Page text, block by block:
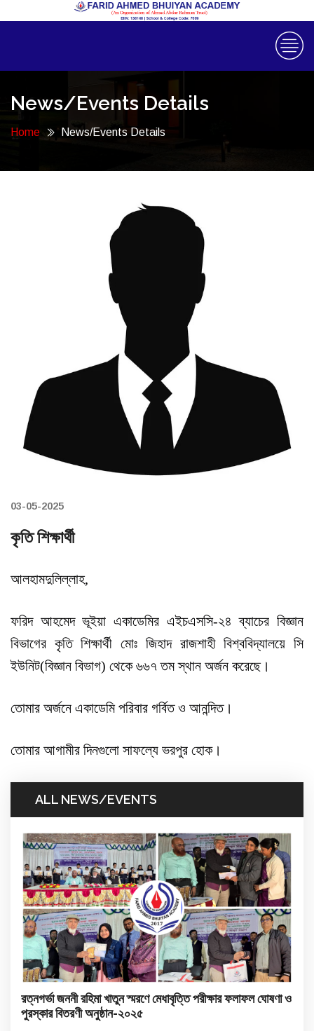
News/Events Details
Home News/Events Details
03-05-2025
কৃতি শিক্ষার্থী
আলহামদুলিল্লাহ,
ফরিদ আহমেদ ভূইয়া একাডেমির এইচএসসি-২৪ ব্যাচের বিজ্ঞান
বিভাগের কৃতি শিক্ষার্থী মোঃ জিহাদ রাজশাহী বিশ্ববিদ্যালয়ে সি
ইউনিট(বিজ্ঞান বিভাগ) থেকে ৬৬৭ তম স্থান অর্জন করেছে।
তোমার অর্জনে একাডেমি পরিবার গর্বিত ও আনন্দিত।
তোমার আগামীর দিনগুলো সাফল্যে ভরপুর হোক।
ALL NEWS/EVENTS
রত্নগর্ভা জননী রহিমা খাতুন স্মরণে মেধাবৃত্তি পরীক্ষার ফলাফল ঘোষণা ও
পুরস্কার বিতরণী অনুষ্ঠান-২০২৫